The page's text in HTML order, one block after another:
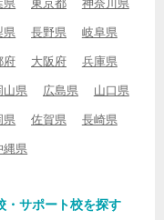
県 東京都 神奈川県
県 長野県 岐阜県
府 大阪府 兵庫県
山県 広島県 山口県
県 佐賀県 長崎県
縄県
・サポート校を探す